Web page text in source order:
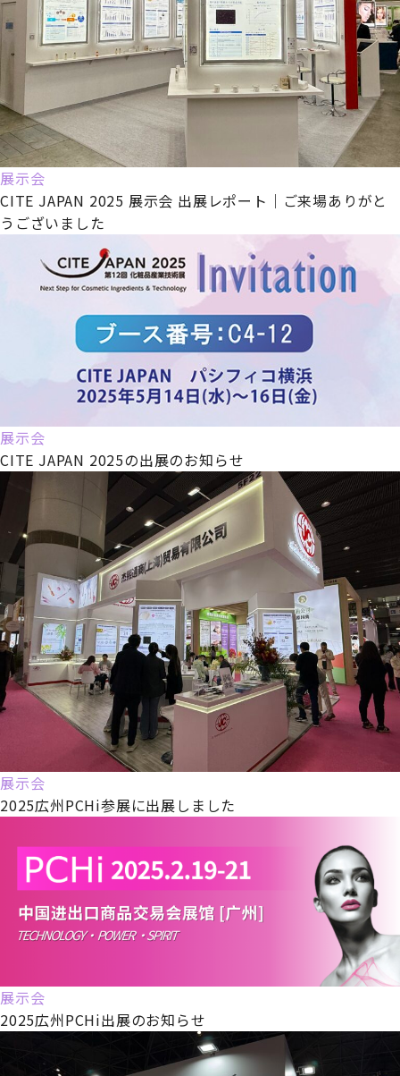
展示会
CITE JAPAN 2025 展示会 出展レポート｜ご来場ありがと
うございました
展示会
CITE JAPAN 2025の出展のお知らせ
展示会
2025広州PCHi参展に出展しました
展示会
2025広州PCHi出展のお知らせ